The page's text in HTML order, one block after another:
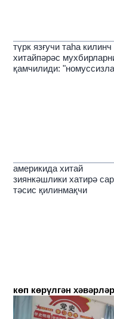
түрк язғучи таһа килинч
хитайпәрәс
қамчилиди:
америкида хитай
зиянкәшлики хатирә
тәсис қилинмақчи
көп көрүлгән